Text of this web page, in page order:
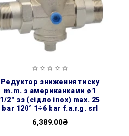
редуктор зниження тиску
m.m. з американками ø1
1/2″ зз (сідло inox) max. 25
bar 120° 1÷6 bar f.a.r.g. srl
6,389.00₴